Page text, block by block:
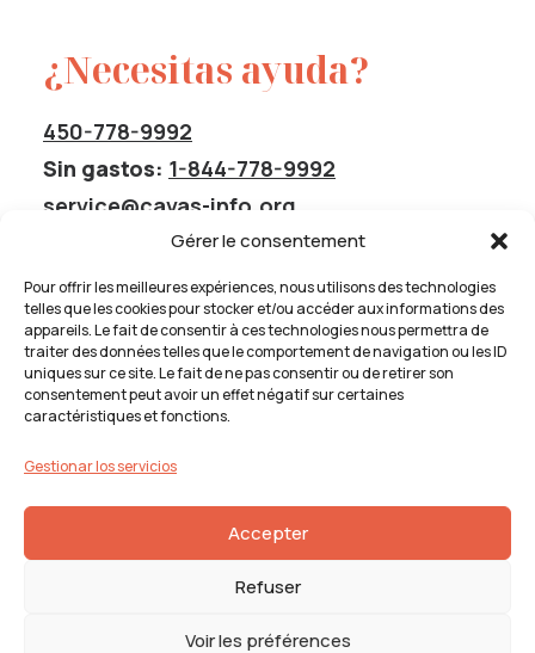
Gérer le consentement
Pour offrir les meilleures expériences, nous utilisons des technologies
telles que les cookies pour stocker et/ou accéder aux informations des
appareils. Le fait de consentir à ces technologies nous permettra de
traiter des données telles que le comportement de navigation ou les ID
uniques sur ce site. Le fait de ne pas consentir ou de retirer son
consentement peut avoir un effet négatif sur certaines
caractéristiques et fonctions.
Gestionar los servicios
Accepter
Refuser
Voir les préférences
¿Necesitas ayuda?
450-778-9992
Sin gastos: 1-844-778-9992
service@cavas-info.org
Inconformidad con los servicios
Inconformidad con los servicios
Si no te satisfacen los servicios que recibiste de CAVAS,
presentación de quejas
© 2026 CAVAS | Todos los derechos reservados.